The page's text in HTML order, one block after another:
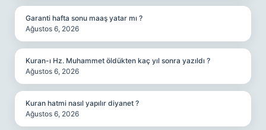
Garanti hafta sonu maaş yatar mı ?
Ağustos 6, 2026
Kuran-ı Hz. Muhammet öldükten kaç yıl sonra yazıldı ?
Ağustos 6, 2026
Kuran hatmi nasıl yapılır diyanet ?
Ağustos 6, 2026